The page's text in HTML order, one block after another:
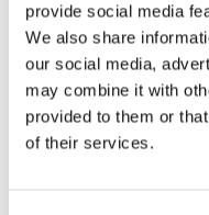
provide social media
We also share
our social media,
may combine it with
provided to them or
of their services.
Rotor, komplett med
OR80013456G
35 730kr (ex. moms)